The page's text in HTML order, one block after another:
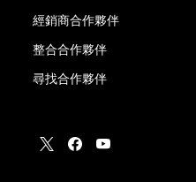
經銷商合作夥伴
整合合作夥伴
尋找合作夥伴